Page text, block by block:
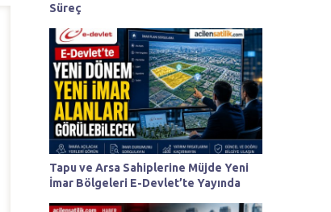
Süreç
Tapu ve Arsa Sahiplerine Müjde Yeni
İmar Bölgeleri E-Devlet’te Yayında